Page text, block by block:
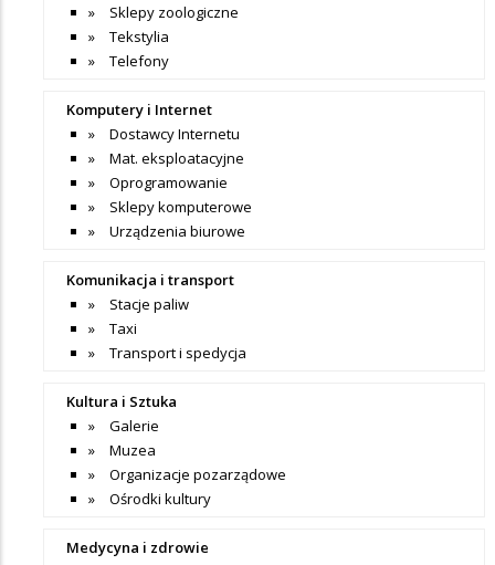
Sklepy zoologiczne
Tekstylia
Telefony
Komputery i Internet
Dostawcy Internetu
Mat. eksploatacyjne
Oprogramowanie
Sklepy komputerowe
Urządzenia biurowe
Komunikacja i transport
Stacje paliw
Taxi
Transport i spedycja
Kultura i Sztuka
Galerie
Muzea
Organizacje pozarządowe
Ośrodki kultury
Medycyna i zdrowie